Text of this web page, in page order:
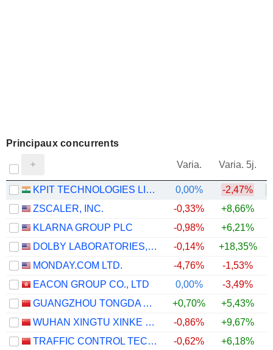
Principaux concurrents
Varia. Varia. 5j.
KPIT TECHNOLOGIES LIMITED
0,00% -2,47%
ZSCALER, INC.
-0,33% +8,66%
KLARNA GROUP PLC
-0,98% +6,21%
DOLBY LABORATORIES, INC.
-0,14% +18,35%
MONDAY.COM LTD.
-4,76% -1,53%
EACON GROUP CO., LTD
0,00%
-3,49%
GUANGZHOU TONGDA AUTO ELECTRIC CO., LTD
+0,70% +5,43%
WUHAN XINGTU XINKE ELECTRONICS CO.,LTD.
-0,86% +9,67%
TRAFFIC CONTROL TECHNOLOGY CO., LTD.
-0,62% +6,18%